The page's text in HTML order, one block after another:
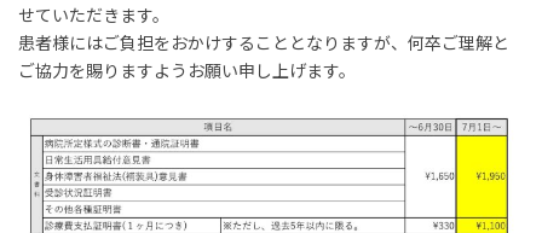
せていただきます。
患者様にはご負担をおかけすることとなりますが、何卒ご理解と
ご協力を賜りますようお願い申し上げます。